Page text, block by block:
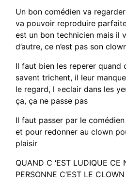
Un bon comédien va
va pouvoir reproduire
est un bon technicien mais il
d’autre, ce n’est pas son
Il faut bien les reperer quand
savent trichent, il leur
le regard, l »eclair dans les
ça, ça ne passe pas
Il faut passer par le
et pour redonner au clown
plaisir
QUAND C ‘EST LUDIQUE CE
PERSONNE C’EST LE CLOWN